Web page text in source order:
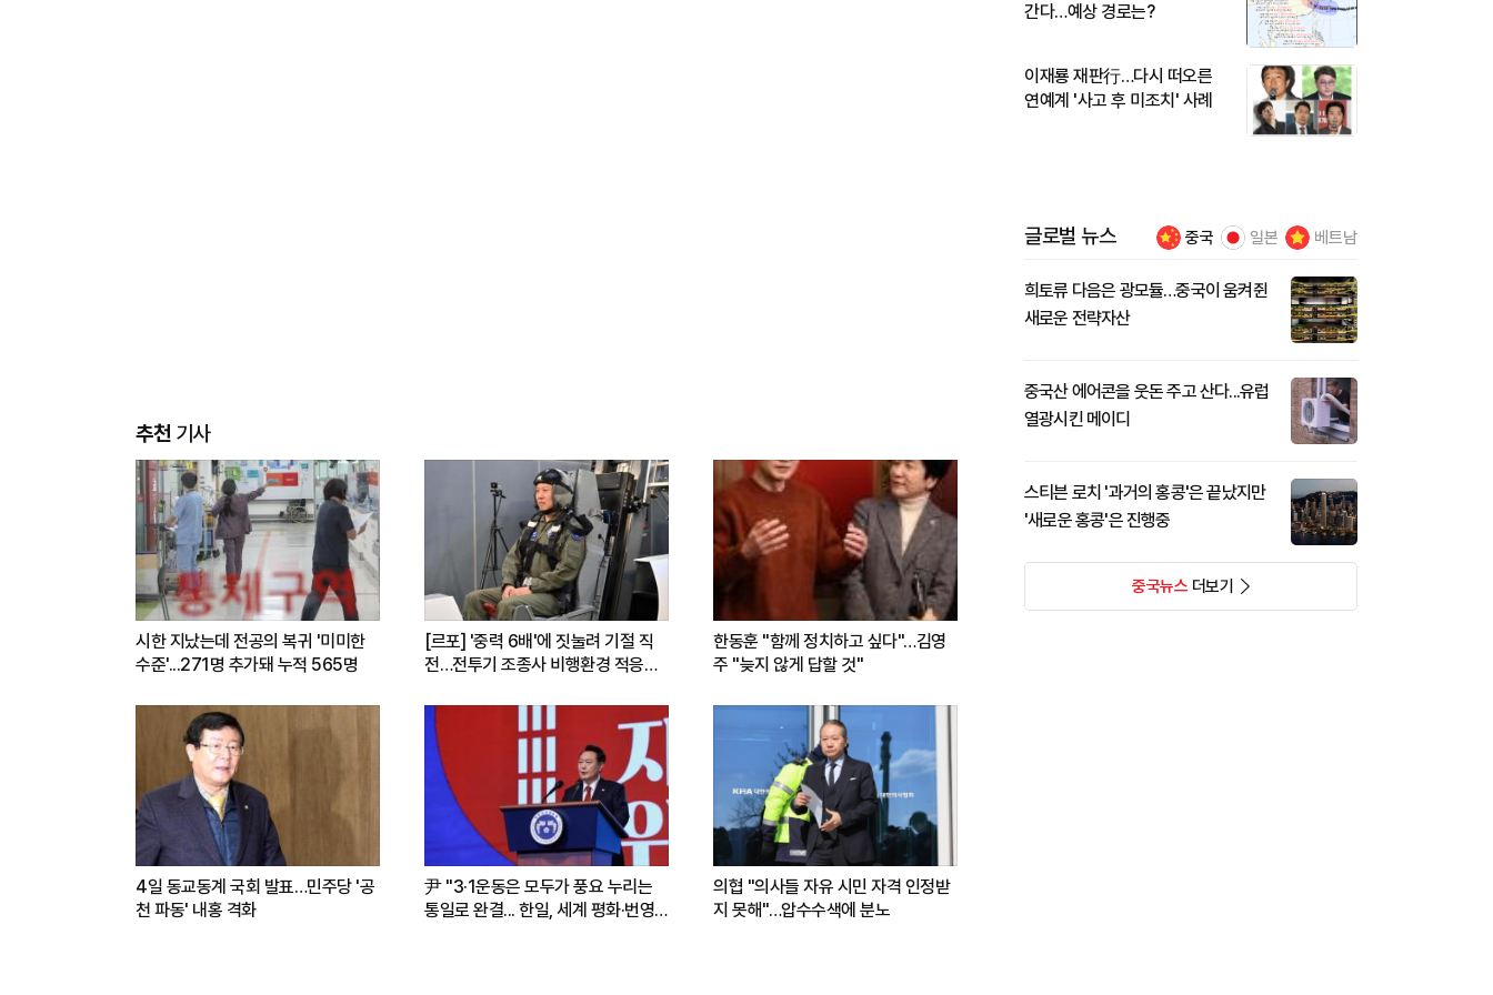
추천기사
시한 지났는데 전공의 복귀 '미미한
수준'...271명 추가돼 누적 565명
[르포] '중력 6배'에 짓눌려 기절 직
전…전투기 조종사 비행환경 적응훈
한동훈 "함께 정치하고 싶다"…김영
주 "늦지 않게 답할 것"
4일 동교동계 국회 발표…민주당 '공
천 파동' 내홍 격화
尹 "3·1운동은 모두가 풍요 누리는
통일로 완결... 한일, 세계 평화·번영
의협 "의사들 자유 시민 자격 인정받
지 못해"…압수수색에 분노
간다…예상 경로는?
이재룡 재판行…다시 떠오른
연예계 '사고 후 미조치' 사례
글로벌 뉴스 중국 일본 베트남
희토류 다음은 광모듈…중국이 움켜쥔
새로운 전략자산
중국산 에어콘을 웃돈 주고 산다...유럽
열광시킨 메이디
스티븐 로치 '과거의 홍콩'은 끝났지만
'새로운 홍콩'은 진행중
중국뉴스더보기